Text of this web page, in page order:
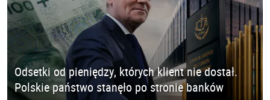
Odsetki od pieniędzy, których klient nie dostał.
Polskie państwo stanęło po stronie banków